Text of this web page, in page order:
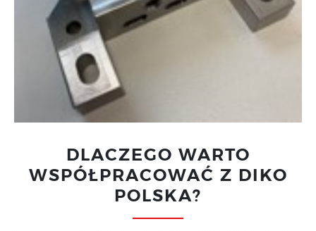
DLACZEGO WARTO
WSPÓŁPRACOWAĆ Z DIKO
POLSKA?